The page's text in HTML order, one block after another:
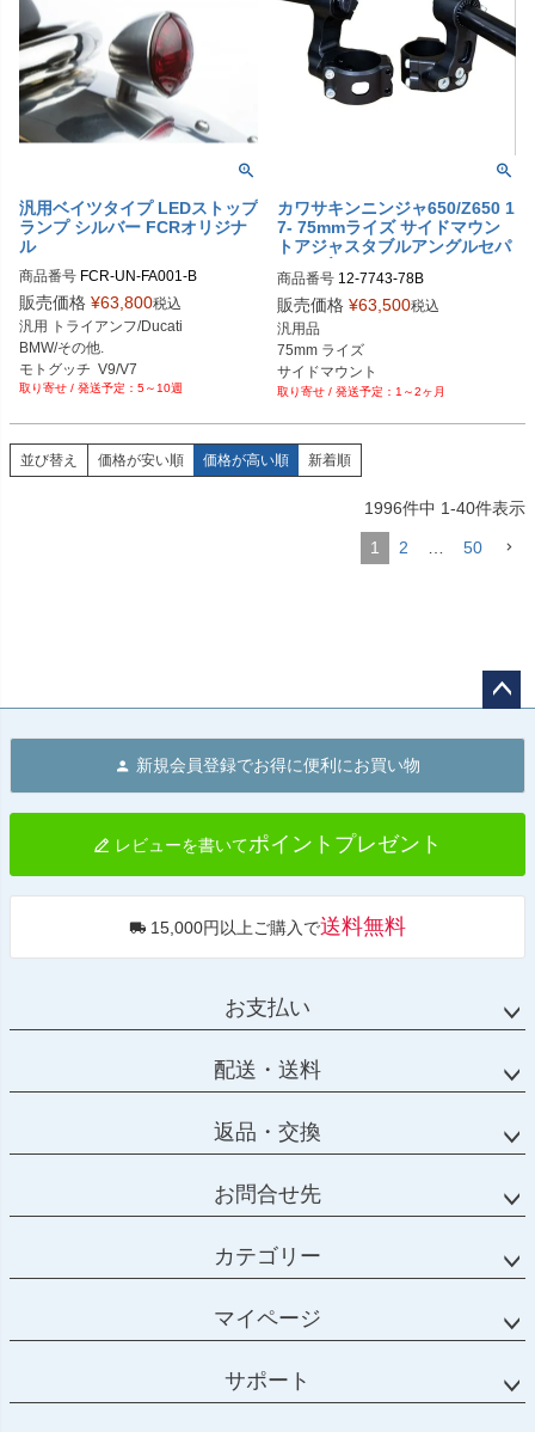
汎用ベイツタイプ LEDストップ
ランプ シルバー FCRオリジナ
ル
商品番号 FCR-UN-FA001-B
販売価格 ¥63,800税込
汎用 トライアンフ/Ducati
BMW/その他.
モトグッチ  V9/V7
5～10週
カワサキンニンジャ650/Z650 1
7- 75mmライズ サイドマウン
トアジャスタブルアングルセパ
商品番号 12-7743-78B
販売価格 ¥63,500税込
汎用品
75mm ライズ
サイドマウント
43mmクランプ径 1～2ヶ月
並び替え 価格が安い順 価格が高い順 新着順
1996件中 1-40件表示
1 2 50
へ
新規会員登録でお得に便利にお買い物
レビューを書いてポイントプレゼント
15,000円以上ご購入で送料無料
お支払い
配送・送料
返品・交換
お問合せ先
カテゴリー
マイページ
サポート